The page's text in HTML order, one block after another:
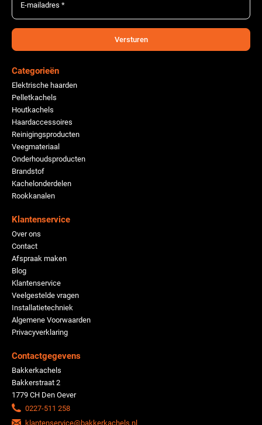
E-mailadres *
Versturen
Categorieën
Elektrische haarden
Pelletkachels
Houtkachels
Haardaccessoires
Reinigingsproducten
Veegmateriaal
Onderhoudsproducten
Brandstof
Kachelonderdelen
Rookkanalen
Klantenservice
Over ons
Contact
Afspraak maken
Blog
Klantenservice
Veelgestelde vragen
Installatietechniek
Algemene Voorwaarden
Privacyverklaring
Contactgegevens
Bakkerkachels
Bakkerstraat 2
1779 CH Den Oever
0227-511 258
klantenservice@bakkerkachels.nl